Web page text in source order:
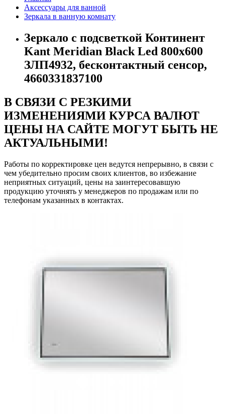
Аксессуары для ванной
Зеркала в ванную комнату
Зеркало с подсветкой Континент
Kant Meridian Black Led 800х600
ЗЛП4932, бесконтактный сенсор,
4660331837100
В СВЯЗИ С РЕЗКИМИ
ИЗМЕНЕНИЯМИ КУРСА ВАЛЮТ
ЦЕНЫ НА САЙТЕ МОГУТ БЫТЬ НЕ
АКТУАЛЬНЫМИ!
Работы по корректировке цен ведутся непрерывно, в связи с
чем убедительно просим своих клиентов, во избежание
неприятных ситуаций, цены на заинтересовавшую
продукцию уточнять у менеджеров по продажам или по
телефонам указанных в контактах.